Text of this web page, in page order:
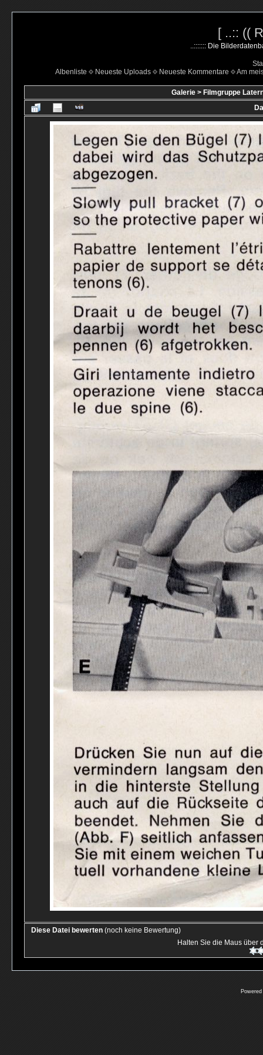
[ ..:: ((
..::::::: Die
Albenliste
Neueste Uploads Neueste Kommentare Am
Galerie > Filmgruppe
Diese Datei bewerten (noch keine Bewertung)
Halten Sie die Maus über